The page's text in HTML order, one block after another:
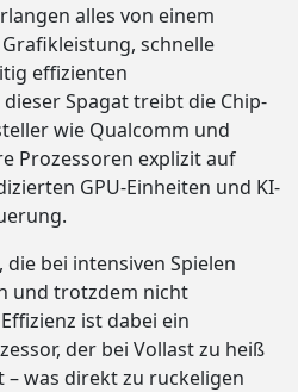
alles von einem
schnelle
effizienten
Spagat treibt die Chip-
wie Qualcomm und
Prozessoren explizit auf
GPU-Einheiten und KI-
die bei intensiven Spielen
und trotzdem nicht
ist dabei ein
der bei Vollast zu heiß
was direkt zu ruckeligen